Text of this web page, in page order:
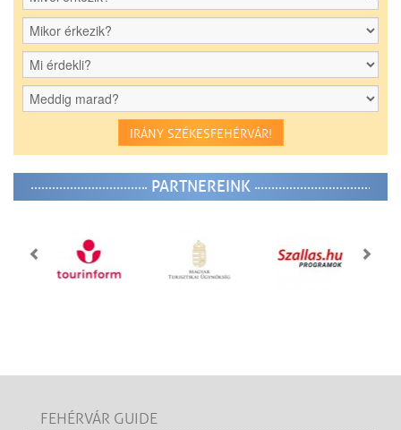
IRÁNY SZÉKESFEHÉRVÁR!
PARTNEREINK
FEHÉRVÁR GUIDE